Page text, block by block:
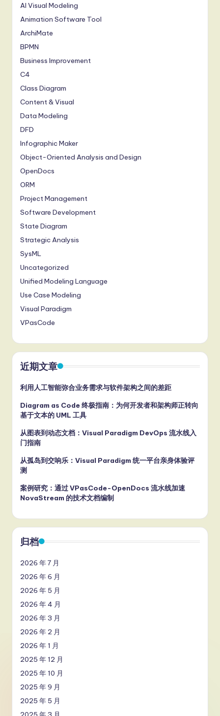
AI Visual Modeling
Animation Software Tool
ArchiMate
BPMN
Business Improvement
C4
Class Diagram
Content & Visual
Data Modeling
DFD
Infographic Maker
Object-Oriented Analysis and Design
OpenDocs
ORM
Project Management
Software Development
State Diagram
Strategic Analysis
SysML
Uncategorized
Unified Modeling Language
Use Case Modeling
Visual Paradigm
VPasCode
近期文章
利用人工智能弥合业务需求与软件架构之间的差距
Diagram as Code 终极指南：为何开发者和架构师正转向
基于文本的 UML 工具
从图表到动态文档：Visual Paradigm DevOps 流水线入
门指南
从孤岛到交响乐：Visual Paradigm 统一平台亲身体验评
测
案例研究：通过 VPasCode-OpenDocs 流水线加速
NovaStream 的技术文档编制
归档
2026 年 7 月
2026 年 6 月
2026 年 5 月
2026 年 4 月
2026 年 3 月
2026 年 2 月
2026 年 1 月
2025 年 12 月
2025 年 10 月
2025 年 9 月
2025 年 5 月